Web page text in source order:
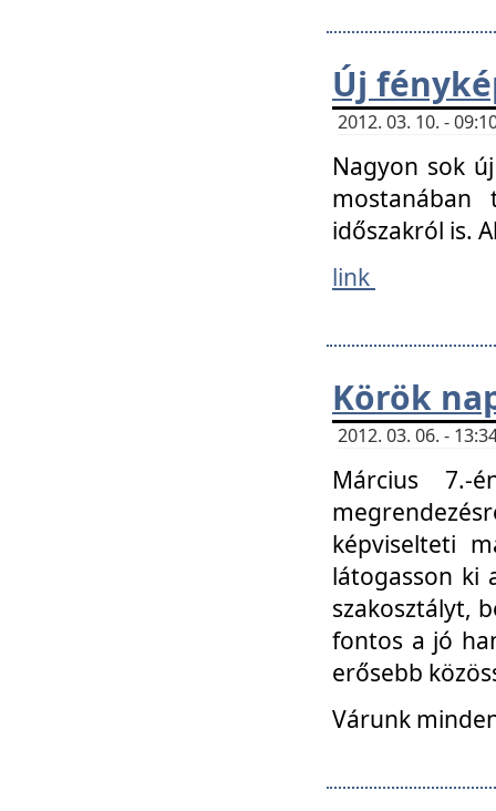
Új
2012. 03. 10. -
Nagyon sok
mostanában
időszakról is.
link
Körök
2012. 03. 06. -
Március 7.-
képviselteti
látogasson ki
szakosztályt,
fontos a jó
erősebb
Várunk